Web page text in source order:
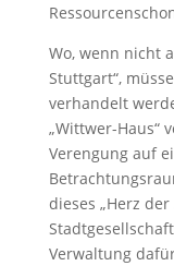
Wo, wenn nicht
Stuttgart“,
verhandelt
„Wittwer-Haus“
Verengung auf
dieses „Herz
Verwaltung